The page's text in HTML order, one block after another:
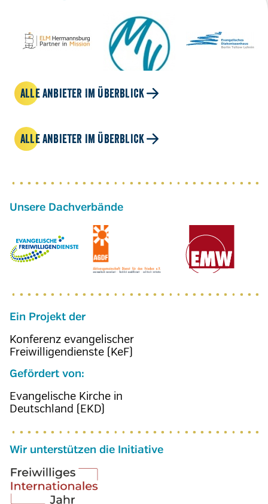
ALLE ANBIETER IM ÜBERBLICK
ALLE ANBIETER IM ÜBERBLICK
Ein Projekt der
Konferenz evangelischer
Freiwilligendienste (KeF)
Gefördert von:
Evangelische Kirche in
Deutschland (EKD)
Wir unterstützen die Initiative